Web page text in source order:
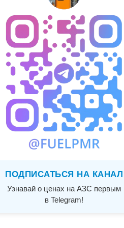
ПОДПИСАТЬСЯ НА КАНАЛ
Узнавай о ценах на АЗС первым
в Telegram!